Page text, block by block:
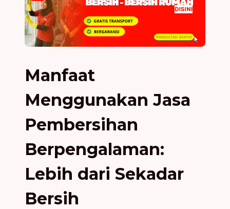
Manfaat
Menggunakan Jasa
Pembersihan
Berpengalaman:
Lebih dari Sekadar
Bersih